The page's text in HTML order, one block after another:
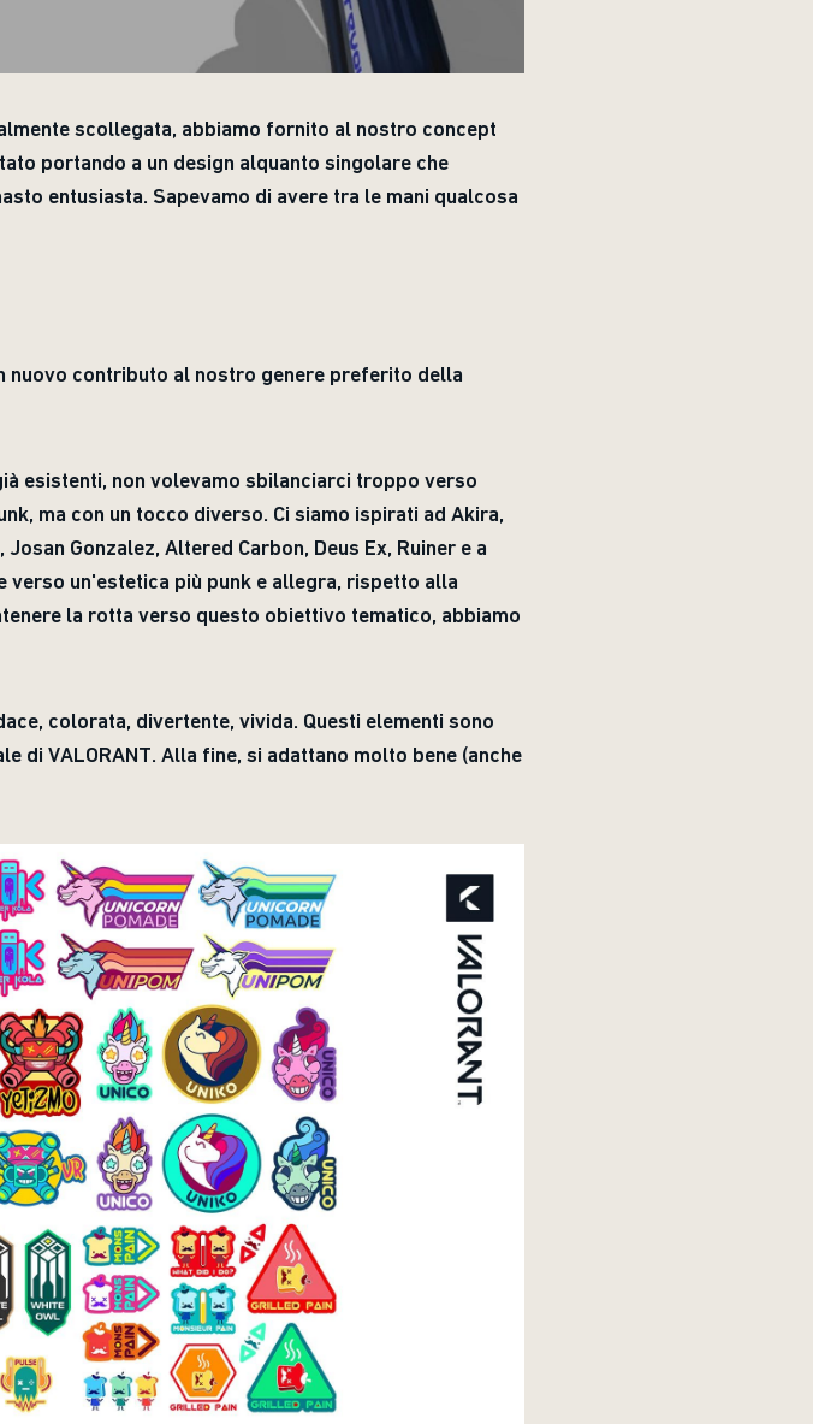
scollegata, abbiamo fornito al nostro concept
portando a un design alquanto singolare che
entusiasta. Sapevamo di avere tra le mani qualcosa
nuovo contributo al nostro genere preferito della
esistenti, non volevamo sbilanciarci troppo verso
ma con un tocco diverso. Ci siamo ispirati ad Akira,
Gonzalez, Altered Carbon, Deus Ex, Ruiner e a
un'estetica più punk e allegra, rispetto alla
la rotta verso questo obiettivo tematico, abbiamo
colorata, divertente, vivida. Questi elementi sono
di VALORANT. Alla fine, si adattano molto bene (anche